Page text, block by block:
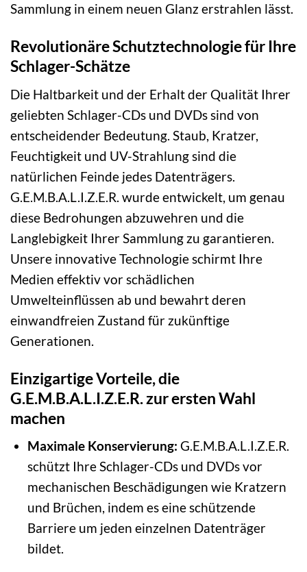
Sammlung in einem neuen Glanz erstrahlen lässt.
Revolutionäre Schutztechnologie für Ihre
Schlager-Schätze
Die Haltbarkeit und der Erhalt der Qualität Ihrer
geliebten Schlager-CDs und DVDs sind von
entscheidender Bedeutung. Staub, Kratzer,
Feuchtigkeit und UV-Strahlung sind die
natürlichen Feinde jedes Datenträgers.
G.E.M.B.A.L.I.Z.E.R. wurde entwickelt, um genau
diese Bedrohungen abzuwehren und die
Langlebigkeit Ihrer Sammlung zu garantieren.
Unsere innovative Technologie schirmt Ihre
Medien effektiv vor schädlichen
Umwelteinflüssen ab und bewahrt deren
einwandfreien Zustand für zukünftige
Generationen.
Einzigartige Vorteile, die
G.E.M.B.A.L.I.Z.E.R. zur ersten Wahl
machen
Maximale Konservierung: G.E.M.B.A.L.I.Z.E.R.
schützt Ihre Schlager-CDs und DVDs vor
mechanischen Beschädigungen wie Kratzern
und Brüchen, indem es eine schützende
Barriere um jeden einzelnen Datenträger
bildet.